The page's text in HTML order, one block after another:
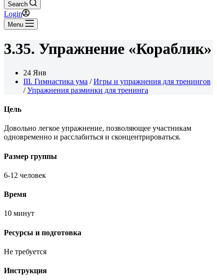
Search
Login
Menu
3.35. Упражнение «Кораблик»
24 Янв
III. Гимнастика ума /Игры и упражнения для тренингов
/Упражнения разминки для тренинга
Цель
Довольно легкое упражнение, позволяющее участникам
одновременно и расслабиться и сконцентрироваться.
Размер группы
6-12 человек
Время
10 минут
Ресурсы и подготовка
Не требуется
Инструкция